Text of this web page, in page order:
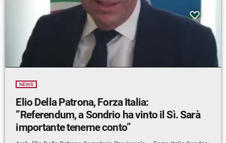
NEWS
Elio Della Patrona, Forza Italia:
”Referendum, a Sondrio ha vinto il Sì. Sarà
importante tenerne conto”